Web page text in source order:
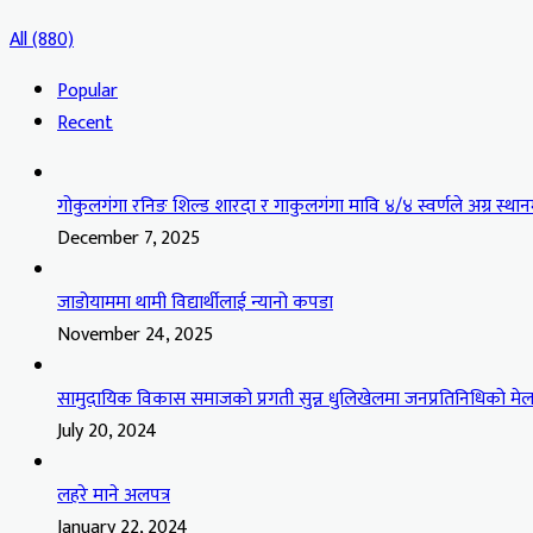
All (880)
Popular
Recent
गोकुलगंगा रनिङ शिल्ड शारदा र गाकुलगंगा मावि ४/४ स्वर्णले अग्र
December 7, 2025
जाडोयाममा थामी विद्यार्थीलाई न्यानो कपडा
November 24, 2025
सामुदायिक विकास समाजको प्रगती सुन्न धुलिखेलमा जनप्रतिनिधिको
July 20, 2024
लहरे माने अलपत्र